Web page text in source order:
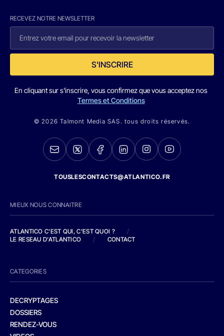
RECEVEZ NOTRE NEWSLETTER
S'INSCRIRE
En cliquant sur s'inscrire, vous confirmez que vous acceptez nos
Termes et Conditions
© 2026 Talmont Media SAS. tous droits réservés.
TOUSLESCONTACTS@ATLANTICO.FR
MIEUX NOUS CONNAITRE
ATLANTICO C'EST QUI, C'EST QUOI ?
/
LE RESEAU D'ATLANTICO
/ CONTACT
CATEGORIES
DECRYPTAGES
DOSSIERS
RENDEZ-VOUS